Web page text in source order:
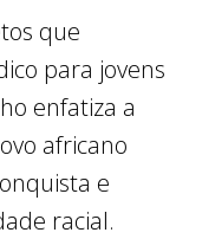
que
para jovens
enfatiza a
africano
e
racial.